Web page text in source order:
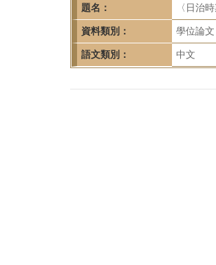
題名： 〈日治
資料類別： 學位論文
語文類別： 中文